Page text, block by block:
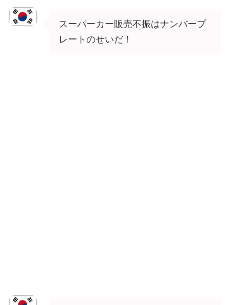
スーパーカー販売不振はナンバープ
レートのせいだ！